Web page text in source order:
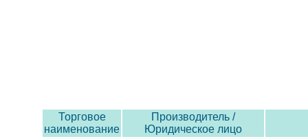
Торговое
наименование
Производитель /
Юридическое лицо